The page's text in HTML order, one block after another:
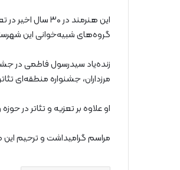
این هنرمند در
گروه‌های شبیه‌خوانی این
زنده‌یاد سیدرسول فاطمی در
مرزداران، جشنواره منطقه‌ای
او علاوه‌ بر تعزیه و تئاتر در
مراسم گرامیداشت و ترحیم